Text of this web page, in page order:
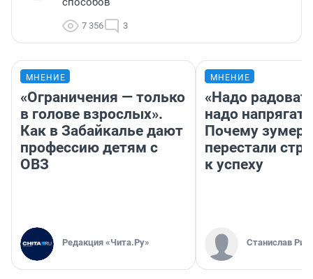
7 356 3
МНЕНИЕ
«Ограничения — только
в голове взрослых».
Как в Забайкалье дают
профессию детям с
ОВЗ
Редакция «Чита.Ру»
МНЕНИЕ
«Надо
надо
Почему
перестали
к успеху
Станислав